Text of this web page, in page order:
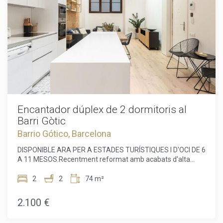
Gòtic, passejar pel front marítim o tenir el millor de
Barcelona a tocar, aquest habitatge és una oportunitat
excepcional per gaudir de la ciutat. No deixis escapar
aquesta oportunitat. Contacta amb nosaltres avui mateix
per concertar una visita i descobrir la teva nova llar a
Barcelona!
Encantador dúplex de 2 dormitoris al
Barri Gòtic
Barrio Gótico, Barcelona
DISPONIBLE ARA PER A ESTADES TURÍSTIQUES I D'OCI DE 6
A 11 MESOS.Recentment reformat amb acabats d'alta
cor del Barri Gòtic de Barcelona.Situat a la planta baixa,
que no té contacte directe amb el carrer. En entrar-hi,
trobem un espai diàfan, ampli i sofisticat, amb sostres alts
2 2 74 m²
2.100 €